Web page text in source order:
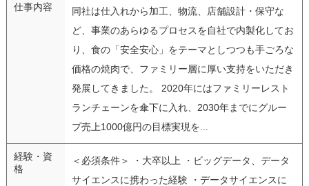
仕事内容
同社は仕入れから加工、物流、店舗設計・保守な
ど、事業のあらゆるプロセスを自社で内製化してお
り、食の「安全安心」をテーマとしつつも手ごろな
価格の焼肉で、ファミリー層に厚い支持をいただき
発展してきました。 2020年にはファミリーレスト
ランチェーンを傘下に入れ、2030年までにグルー
プ売上1000億円の目標実現を...
経験・資
格
＜必須条件＞ ・大卒以上 ・ビッグデータ、データ
サイエンスに携わった経験 ・データサイエンスに